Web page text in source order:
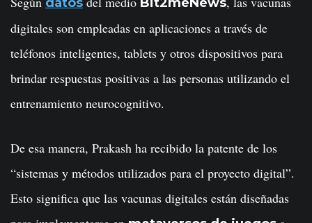
digitales son empleadas en aplicaciones a través de
teléfonos inteligentes, tablets y otros dispositivos para
brindar respuestas positivas a las personas utilizando el
entrenamiento neurocognitivo.
De esa manera, Prakash ha recibido la patente de los
“sistemas y métodos utilizados para el proyecto digital”.
Esto significa que las vacunas digitales están diseñadas